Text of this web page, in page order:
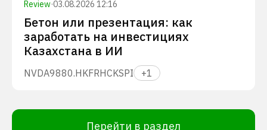
Review·03.08.2026 12:16
Бетон или презентация: как
заработать на инвестициях
Казахстана в ИИ
NVDA9880.HKFRHCKSPI +1
Перейти в раздел